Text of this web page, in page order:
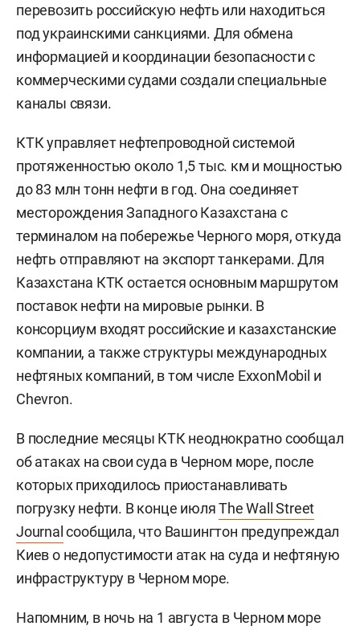
перевозить российскую нефть или находиться
под украинскими санкциями. Для обмена
информацией и координации безопасности с
коммерческими судами создали специальные
каналы связи.
КТК управляет нефтепроводной системой
протяженностью около 1,5 тыс. км и мощностью
до 83 млн тонн нефти в год. Она соединяет
месторождения Западного Казахстана с
терминалом на побережье Черного моря, откуда
нефть отправляют на экспорт танкерами. Для
Казахстана КТК остается основным маршрутом
поставок нефти на мировые рынки. В
консорциум входят российские и казахстанские
компании, а также структуры международных
нефтяных компаний, в том числе ExxonMobil и
Chevron.
В последние месяцы КТК неоднократно сообщал
об атаках на свои суда в Черном море, после
которых приходилось приостанавливать
погрузку нефти. В конце июляThe Wall Street
Journalсообщила, что Вашингтон предупреждал
Киев о недопустимости атак на суда и нефтяную
инфраструктуру в Черном море.
Напомним, в ночь на 1 августа в Черном море